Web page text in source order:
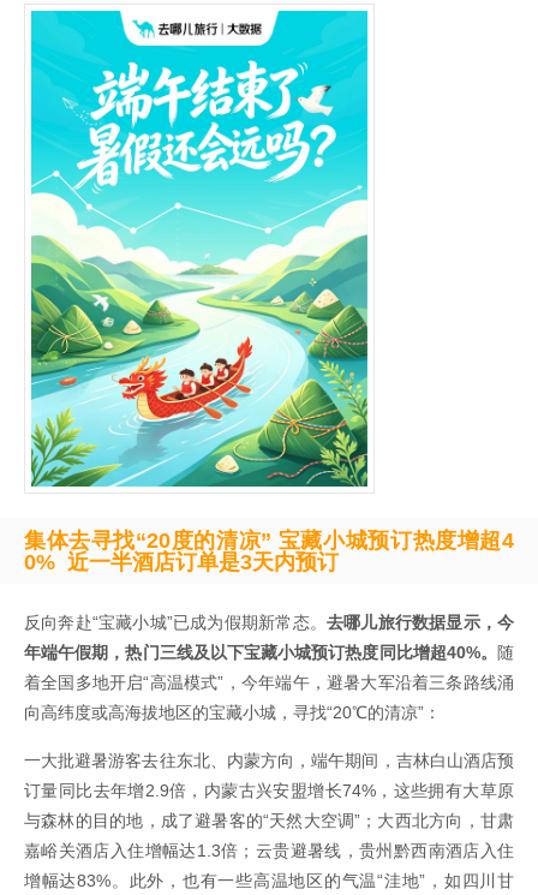
集体去寻找“20度的清凉” 宝藏小城预订热度增超4
0% 近一半酒店订单是3天内预订
反向奔赴“宝藏小城”已成为假期新常态。 去哪儿旅行数据显示，今
年端午假期，热门三线及以下宝藏小城预订热度同比增超40%。 随
着全国多地开启“高温模式”，今年端午，避暑大军沿着三条路线涌
向高纬度或高海拔地区的宝藏小城，寻找“20℃的清凉”：
一大批避暑游客去往东北、内蒙方向，端午期间，吉林白山酒店预
订量同比去年增2.9倍，内蒙古兴安盟增长74%，这些拥有大草原
与森林的目的地，成了避暑客的“天然大空调”；大西北方向，甘肃
嘉峪关酒店入住增幅达1.3倍；云贵避暑线，贵州黔西南酒店入住
增幅达83%。此外，也有一些高温地区的气温“洼地”，如四川甘